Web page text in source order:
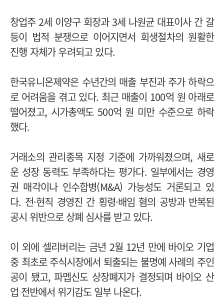
창업주 2세 이양구 회장과 3세 나원균 대표이사 간 갈
등이 법적 분쟁으로 이어지면서 회생절차의 원활한
진행 자체가 우려되고 있다.
한국유니온제약은 수년간의 매출 부진과 주가 하락으
로 어려움을 겪고 있다. 최근 매출이 100억 원 아래로
떨어졌고, 시가총액도 500억 원 미만 수준으로 하락
했다.
거래소의 관리종목 지정 기준에 가까워졌으며, 새로
운 성장 동력도 부족하다는 평가다. 일부에서는 경영
권 매각이나 인수합병(M&A) 가능성도 거론되고 있
다. 전·현직 경영진 간 횡령·배임 혐의 공방과 반복된
공시 위반으로 상폐 심사를 받고 있다.
이 외에 셀리버리는 금년 2월 12년 만에 바이오 기업
중 최초로 주식시장에서 퇴출되는 불명예 사례의 주인
공이 됐고,파멥신도 상장폐지가 결정되며 바이오 산
업 전반에서 위기감도 일부 나온다.